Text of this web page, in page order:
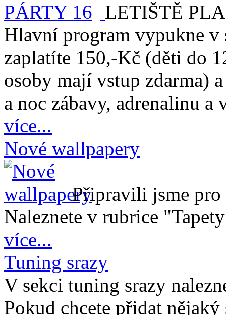
LETIŠTĚ
Hlavní program vypukne
zaplatíte 150,-Kč (děti do
osoby mají vstup zdarma)
a noc zábavy, adrenalinu
více...
Nové wallpapery
Připravili jsme pro
Naleznete v rubrice
více...
Tuning srazy
V sekci tuning srazy
Pokud chcete přidat